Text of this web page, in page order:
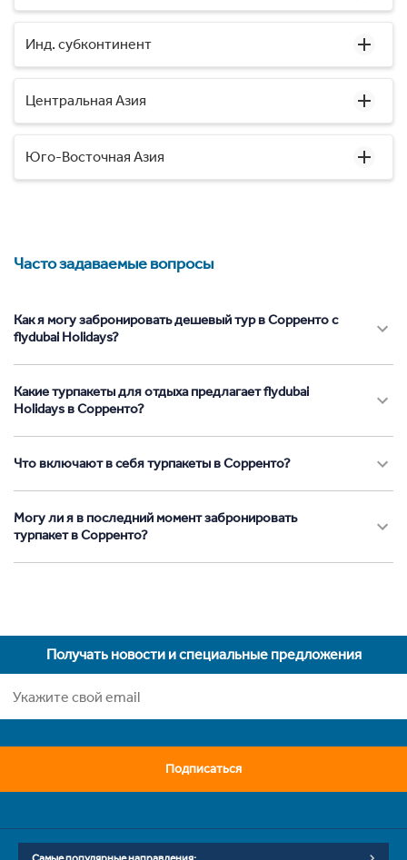
Инд. субконтинент
Центральная Азия
Юго-Восточная Азия
Часто задаваемые вопросы
Как я могу забронировать дешевый тур в Сорренто с
flydubai Holidays?
Какие турпакеты для отдыха предлагает flydubai
Holidays в Сорренто?
Что включают в себя турпакеты в Сорренто?
Могу ли я в последний момент забронировать
турпакет в Сорренто?
Получать новости и специальные предложения
Подписаться